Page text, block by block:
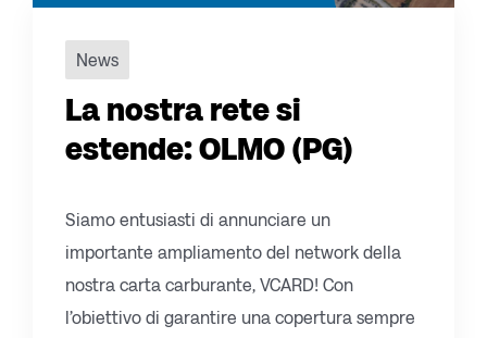
News
La nostra rete si
estende: OLMO (PG)
Siamo entusiasti di annunciare un
importante ampliamento del network della
nostra carta carburante, VCARD! Con
l’obiettivo di garantire una copertura sempre